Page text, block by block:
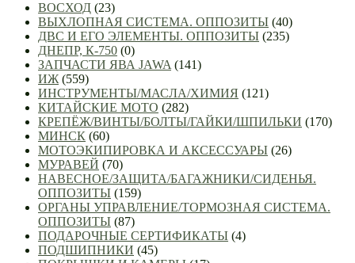
ВОСХОД (23)
ВЫХЛОПНАЯ СИСТЕМА. ОППОЗИТЫ (40)
ДВС И ЕГО ЭЛЕМЕНТЫ. ОППОЗИТЫ (235)
ДНЕПР, К-750 (0)
ЗАПЧАСТИ ЯВА JAWA (141)
ИЖ (559)
ИНСТРУМЕНТЫ/МАСЛА/ХИМИЯ (121)
КИТАЙСКИЕ МОТО (282)
КРЕПЁЖ/ВИНТЫ/БОЛТЫ/ГАЙКИ/ШПИЛЬКИ (170)
МИНСК (60)
МОТОЭКИПИРОВКА И АКСЕССУАРЫ (26)
МУРАВЕЙ (70)
НАВЕСНОЕ/ЗАЩИТА/БАГАЖНИКИ/СИДЕНЬЯ.
ОППОЗИТЫ (159)
ОРГАНЫ УПРАВЛЕНИЕ/ТОРМОЗНАЯ СИСТЕМА.
ОППОЗИТЫ (87)
ПОДАРОЧНЫЕ СЕРТИФИКАТЫ (4)
ПОДШИПНИКИ (45)